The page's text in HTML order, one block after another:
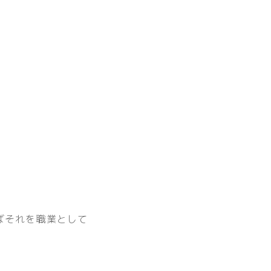
れを職業として